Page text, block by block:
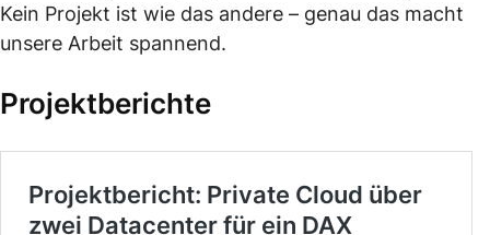
Kein Projekt ist wie das andere – genau das macht
unsere Arbeit spannend.
Projektberichte